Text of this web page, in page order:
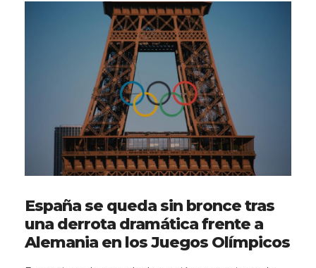
España se queda sin bronce tras
una derrota dramática frente a
Alemania en los Juegos Olímpicos